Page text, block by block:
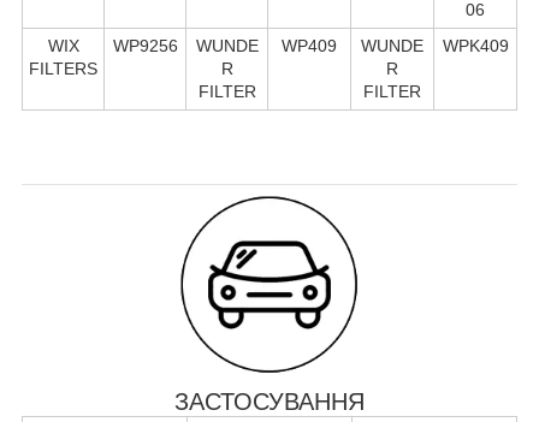
06
WIX
FILTERS
WP9256
WUNDE
R
FILTER
WP409
WUNDE
R
FILTER
WPK409
ЗАСТОСУВАННЯ